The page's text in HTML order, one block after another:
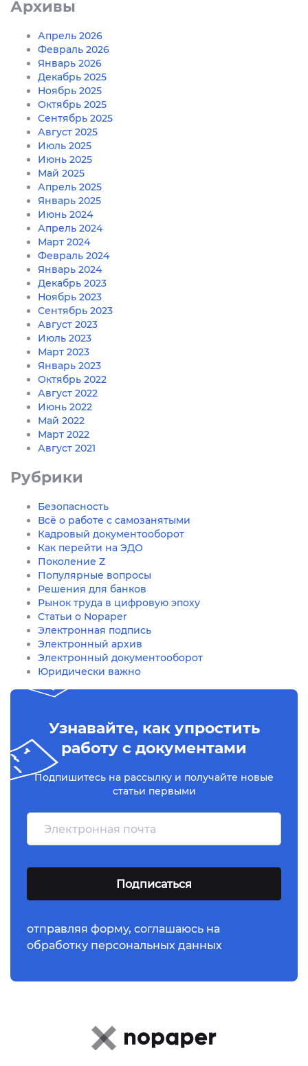
Архивы
Апрель 2026
Февраль 2026
Январь 2026
Декабрь 2025
Ноябрь 2025
Октябрь 2025
Сентябрь 2025
Август 2025
Июль 2025
Июнь 2025
Май 2025
Апрель 2025
Январь 2025
Июнь 2024
Апрель 2024
Март 2024
Февраль 2024
Январь 2024
Декабрь 2023
Ноябрь 2023
Сентябрь 2023
Август 2023
Июль 2023
Март 2023
Январь 2023
Октябрь 2022
Август 2022
Июнь 2022
Май 2022
Март 2022
Август 2021
Рубрики
Безопасность
Всё о работе с самозанятыми
Кадровый документооборот
Как перейти на ЭДО
Поколение Z
Популярные вопросы
Решения для банков
Рынок труда в цифровую эпоху
Статьи о Nopaper
Электронная подпись
Электронный архив
Электронный документооборот
Юридически важно
Узнавайте, как упростить
работу с документами
Подпишитесь на рассылку и получайте новые
статьи первыми
отправляя форму, соглашаюсь на
обработку персональных данных